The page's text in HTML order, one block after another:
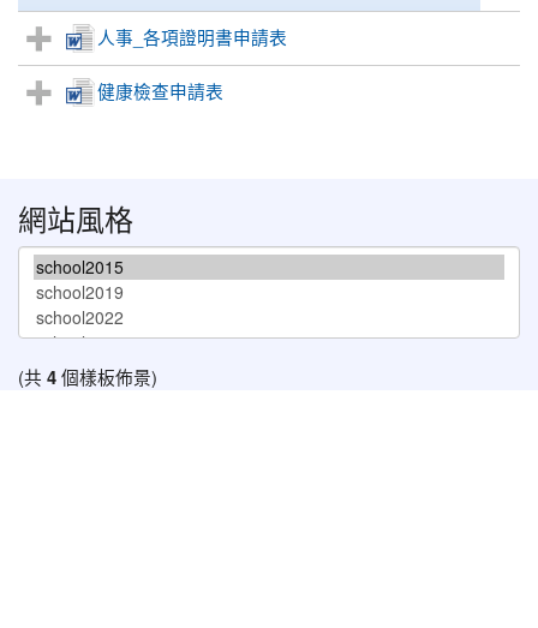
人事_各項證明書申請表
健康檢查申請表
網站風格
(共 4個樣板佈景)